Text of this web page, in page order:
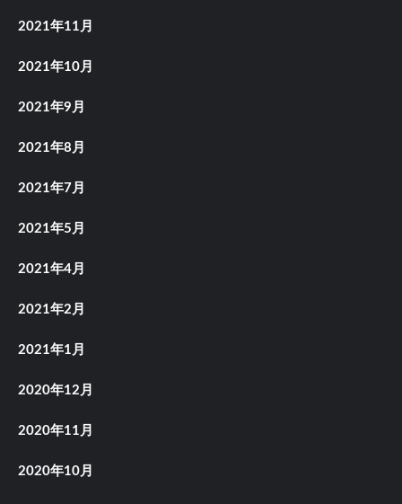
2021年11月
2021年10月
2021年9月
2021年8月
2021年7月
2021年5月
2021年4月
2021年2月
2021年1月
2020年12月
2020年11月
2020年10月